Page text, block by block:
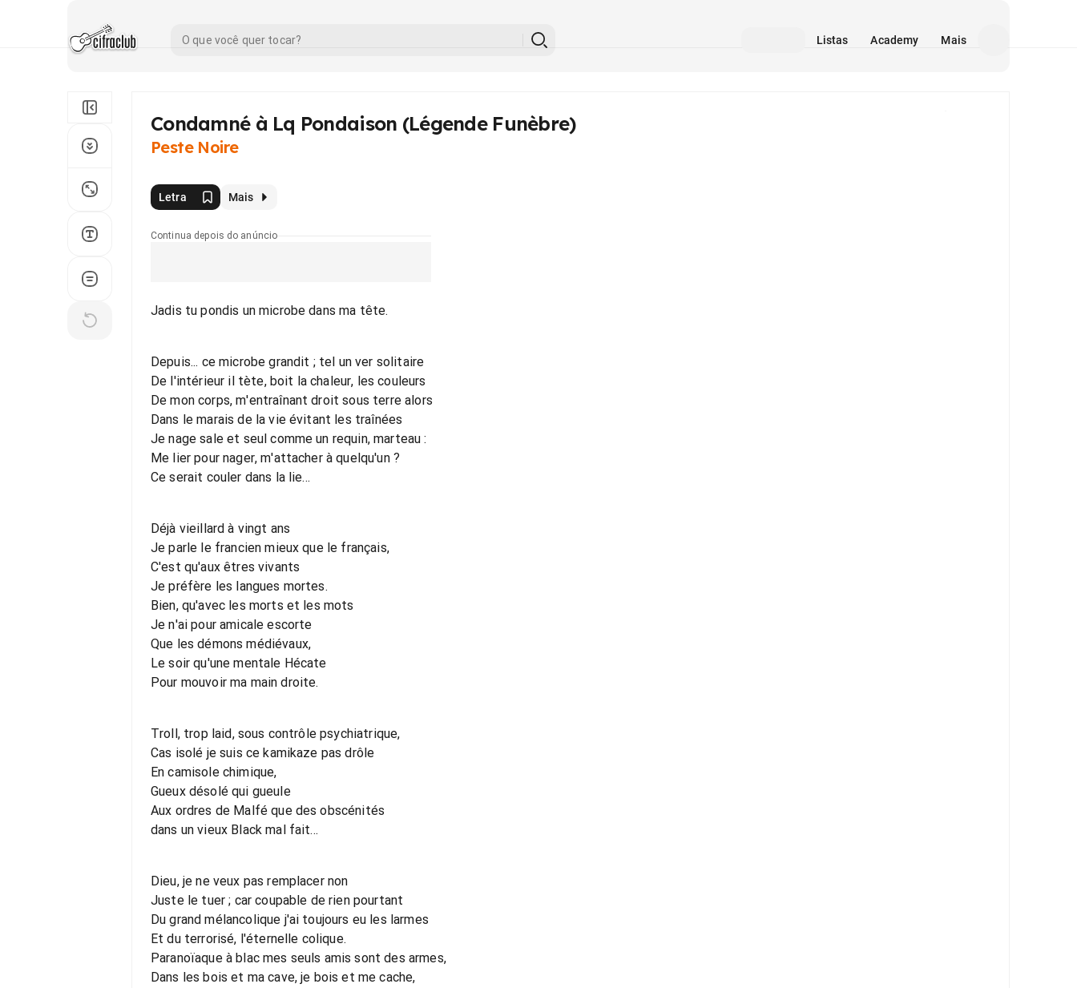
Listas Academy Mais
Condamné à Lq Pondaison (Légende Funèbre)
Peste Noire
Letra Mais
Continua depois do anúncio
Jadis tu pondis un microbe dans ma tête.
Depuis... ce microbe grandit ; tel un ver solitaire
De l'intérieur il tète, boit la chaleur, les couleurs
De mon corps, m'entraînant droit sous terre alors
Dans le marais de la vie évitant les traînées
Je nage sale et seul comme un requin, marteau :
Me lier pour nager, m'attacher à quelqu'un ?
Ce serait couler dans la lie...
Déjà vieillard à vingt ans
Je parle le francien mieux que le français,
C'est qu'aux êtres vivants
Je préfère les langues mortes.
Bien, qu'avec les morts et les mots
Je n'ai pour amicale escorte
Que les démons médiévaux,
Le soir qu'une mentale Hécate
Pour mouvoir ma main droite.
Troll, trop laid, sous contrôle psychiatrique,
Cas isolé je suis ce kamikaze pas drôle
En camisole chimique,
Gueux désolé qui gueule
Aux ordres de Malfé que des obscénités
dans un vieux Black mal fait...
Dieu, je ne veux pas remplacer non
Juste le tuer ; car coupable de rien pourtant
Du grand mélancolique j'ai toujours eu les larmes
Et du terrorisé, l'éternelle colique.
Paranoïaque à blac mes seuls amis sont des armes,
Dans les bois et ma cave, je bois et me cache,